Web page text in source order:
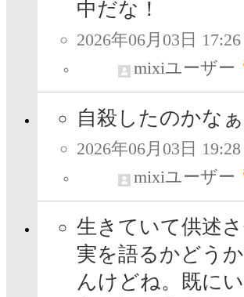
中だな！
2026年06月03日 17:26
mixiユーザー
自殺したのかなぁ
2026年06月03日 19:28
mixiユーザー
生きていて供述
実を語るかどう
んけどね。既に